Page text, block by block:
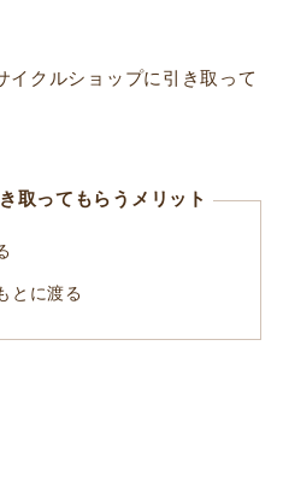
イクルショップに引き取って
取ってもらうメリット
とに渡る